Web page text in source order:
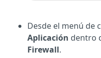
Desde el menú de
Aplicación dentro
Firewall.